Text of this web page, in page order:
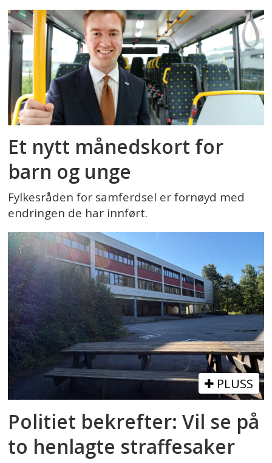
Et nytt månedskort for
barn og unge
Fylkesråden for samferdsel er fornøyd med
endringen de har innført.
PLUSS
Politiet bekrefter: Vil se på
to henlagte straffesaker